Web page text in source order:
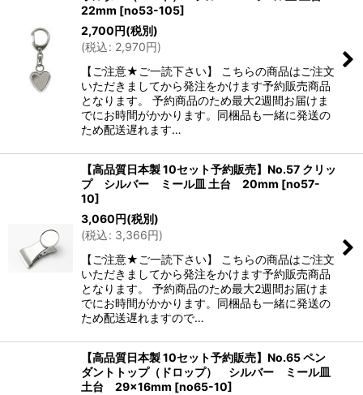
22mm [no53-105]
2,700円(税別)
(税込: 2,970円)
【ご注意★ご一読下さい】 こちらの商品はご注文
いただきましてから発注をかけます予約販売商品
となります。 予約商品のため最大2週間お届けま
でにお時間がかかります。同梱品も一緒に発送の
ため配送遅れます…
【高品質日本製 10セット予約販売】No.57 クリッ
プ シルバー ミール皿 土台 20mm [no57-
10]
3,060円(税別)
(税込: 3,366円)
【ご注意★ご一読下さい】 こちらの商品はご注文
いただきましてから発注をかけます予約販売商品
となります。 予約商品のため最大2週間お届けま
でにお時間がかかります。同梱品も一緒に発送の
ため配送遅れますので…
【高品質日本製 10セット予約販売】No.65 ペン
ダントトップ（ドロップ） シルバー ミール皿
土台 29×16mm [no65-10]